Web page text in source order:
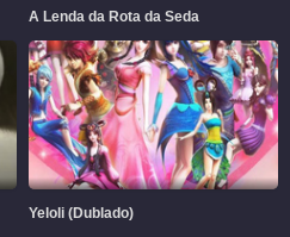
A Lenda da Rota da Seda
Yeloli (Dublado)